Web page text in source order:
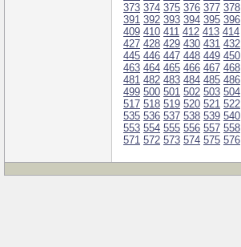
373 374 375 376 377 378
391 392 393 394 395 396
409 410 411 412 413 414
427 428 429 430 431 432
445 446 447 448 449 450
463 464 465 466 467 468
481 482 483 484 485 486
499 500 501 502 503 504
517 518 519 520 521 522
535 536 537 538 539 540
553 554 555 556 557 558
571 572 573 574 575 576